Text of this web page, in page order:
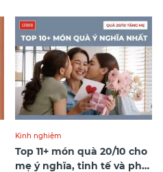
Kinh nghiệm
Top 11+ món quà 20/10 cho
mẹ ý nghĩa, tinh tế và phù